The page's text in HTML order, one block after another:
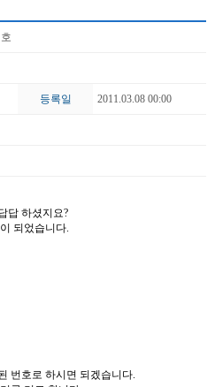
등록일 2011.03.08 00:00
답 하셨지요?
되었습니다.
번호로 하시면 되겠습니다.